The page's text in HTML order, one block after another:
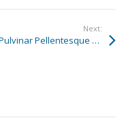
Next:
Pulvinar Pellentesque Massa